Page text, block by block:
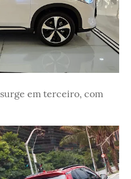
surge em terceiro, com